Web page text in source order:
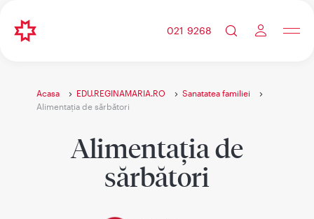
021 9268
Acasa EDU.REGINAMARIA.RO
Sanatatea familiei
Alimentația de sărbători
Alimentația de
sărbători